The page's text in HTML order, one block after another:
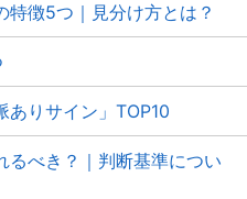
徴5つ｜見分け方とは？
ありサイン」TOP10
るべき？｜判断基準につい